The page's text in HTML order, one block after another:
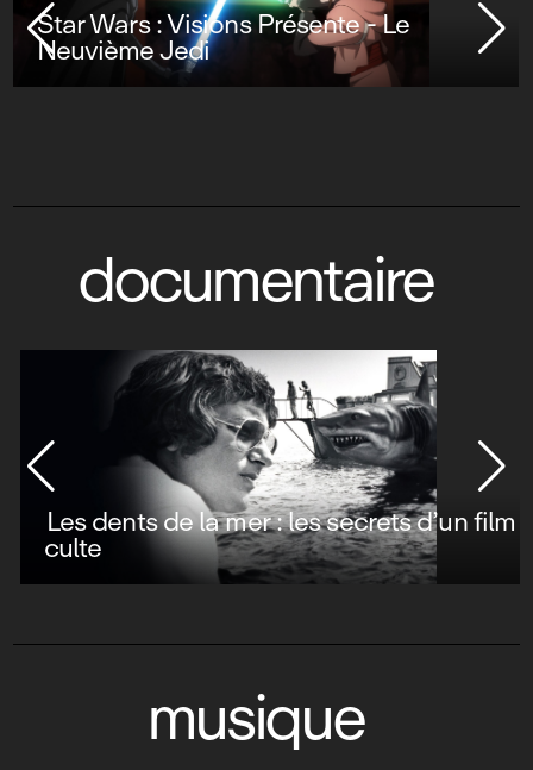
Star Wars : Visions Présente - Le
Neuvième Jedi
documentaire
Les dents de la mer : les secrets d’un film
culte
musique